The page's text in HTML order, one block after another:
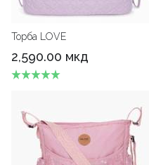
Торба LOVE
2,590.00 мкд